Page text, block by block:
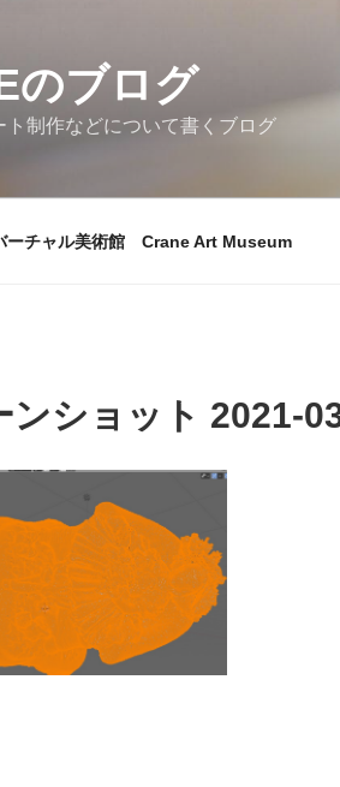
のブログ
ト制作などについて書くブログ
ーチャル美術館 Crane Art Museum
ンショット 2021-